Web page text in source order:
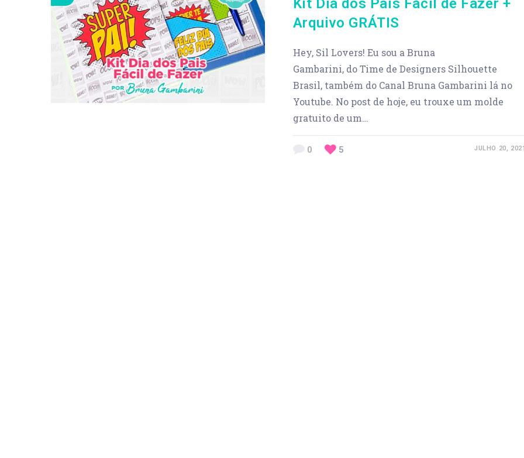
Kit Dia dos Pais Fácil de Fazer +
Arquivo GRÁTIS
Hey, Sil Lovers! Eu sou a Bruna
Gambarini, do Time de Designers Silhouette
Brasil, também do Canal Bruna Gambarini lá no
Youtube. No post de hoje, eu trouxe um molde
gratuito de um…
0 5 JULHO 20, 2021